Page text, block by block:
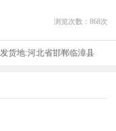
浏览次数： 868次
发货地:河北省邯郸临漳县